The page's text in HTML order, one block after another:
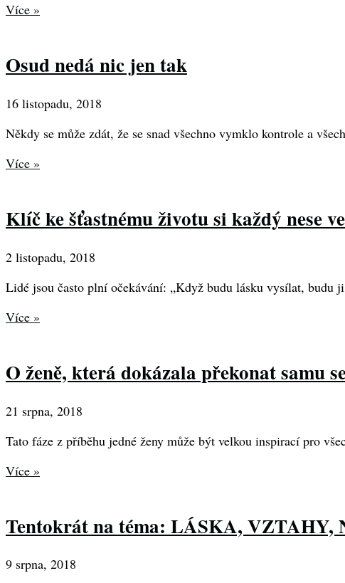
Více »
Osud nedá nic jen tak
16 listopadu, 2018
Někdy se může zdát, že se snad všechno vymklo kontrole a
Více »
Klíč ke šťastnému životu si každý nese
2 listopadu, 2018
Lidé jsou často plní očekávání: „Když budu lásku vysílat, budu
Více »
O ženě, která dokázala překonat samu
21 srpna, 2018
Tato fáze z příběhu jedné ženy může být velkou inspirací pro
Více »
Tentokrát na téma: LÁSKA, VZTAHY,
9 srpna, 2018